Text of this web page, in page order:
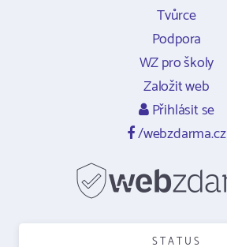
Tvůrce
Podpora
WZ pro školy
Založit web
Přihlásit se
/webzdarma.cz
STATUS